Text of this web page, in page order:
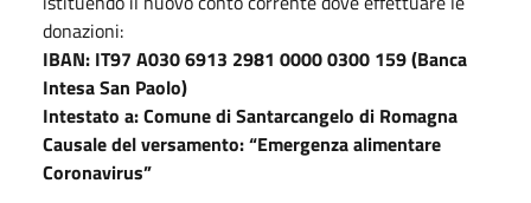
donazioni:
IBAN: IT97 A030 6913 2981 0000 0300 159 (Banca
Intesa San Paolo)
Intestato a: Comune di Santarcangelo di Romagna
Causale del versamento: “Emergenza alimentare
Coronavirus”